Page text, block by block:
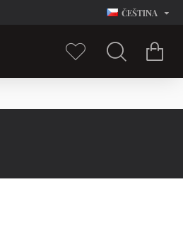
ČEŠTINA